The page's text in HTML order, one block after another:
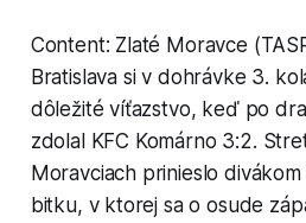
Content: Zlaté Moravce
Bratislava si v dohrávke 3.
dôležité víťazstvo, keď po
zdolal KFC Komárno 3:2.
Moravciach prinieslo
bitku, v ktorej sa o osude